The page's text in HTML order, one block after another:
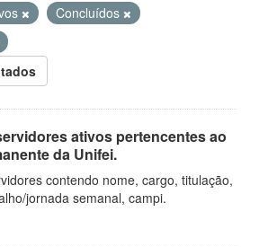
Concluídos
ativos pertencentes ao
da Unifei.
contendo nome, cargo, titulação,
jornada semanal, campi.